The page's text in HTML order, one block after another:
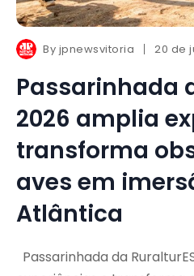
By jpnewsvitoria 20 de
Passarinhada
2026 amplia
transforma
aves em
Atlântica
Passarinhada da